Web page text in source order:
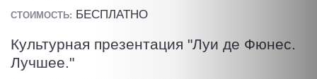
СТОИМОСТЬ: БЕСПЛАТНО
Культурная презентация "Луи де Фюнес.
Лучшее."